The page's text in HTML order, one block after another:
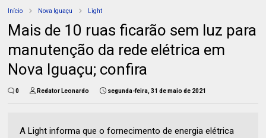
Início Nova Iguaçu Light
Mais de 10 ruas ficarão sem luz para
manutenção da rede elétrica em
Nova Iguaçu; confira
0 Redator Leonardo segunda-feira, 31 de maio de 2021
A Light informa que o fornecimento de energia elétrica